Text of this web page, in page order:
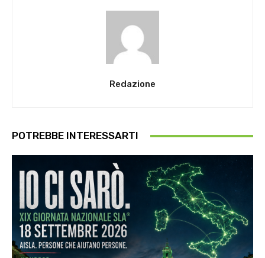
Redazione
POTREBBE INTERESSARTI